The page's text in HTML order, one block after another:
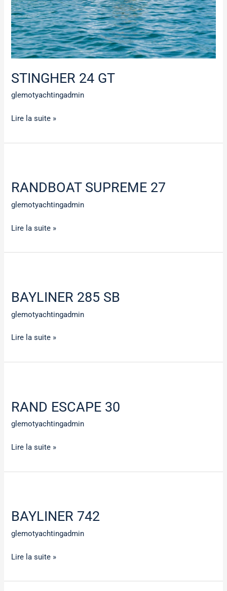
STINGHER 24 GT
glemotyachtingadmin
Lire la suite »
RANDBOAT SUPREME 27
glemotyachtingadmin
27
Lire la suite »
BAYLINER 285 SB
glemotyachtingadmin
SB
Lire la suite »
RAND ESCAPE 30
glemotyachtingadmin
30
Lire la suite »
BAYLINER 742
glemotyachtingadmin
Lire la suite »